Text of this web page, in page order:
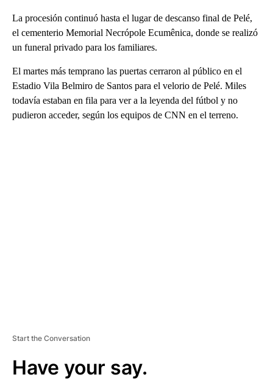
La procesión continuó hasta el lugar de descanso final de Pelé,
el cementerio Memorial Necrópole Ecumênica, donde se realizó
un funeral privado para los familiares.
El martes más temprano las puertas cerraron al público en el
Estadio Vila Belmiro de Santos para el velorio de Pelé. Miles
todavía estaban en fila para ver a la leyenda del fútbol y no
pudieron acceder, según los equipos de CNN en el terreno.
Start the Conversation
Have your say.